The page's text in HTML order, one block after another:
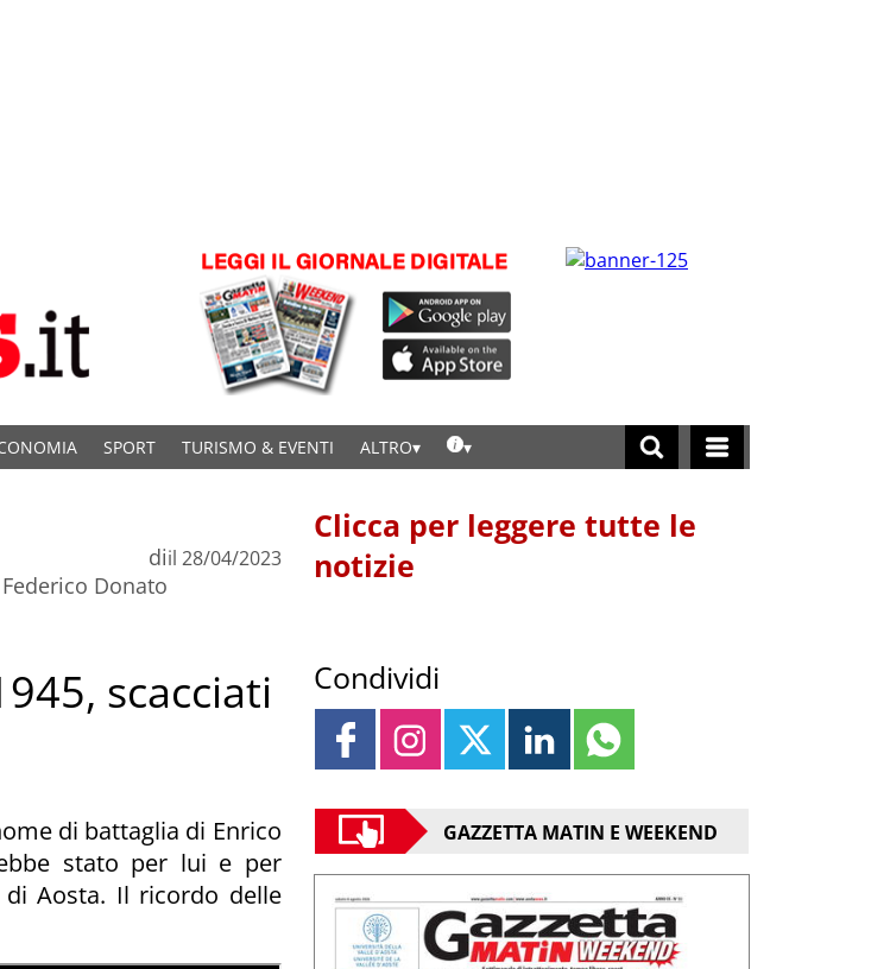
SPORT TURISMO & EVENTI ALTRO
di
Federico Donato
il 28/04/2023
scacciati
di battaglia di Enrico
stato per lui e per
Aosta. Il ricordo delle
Clicca per leggere tutte le
notizie
Condividi
GAZZETTA MATIN E WEEKEND